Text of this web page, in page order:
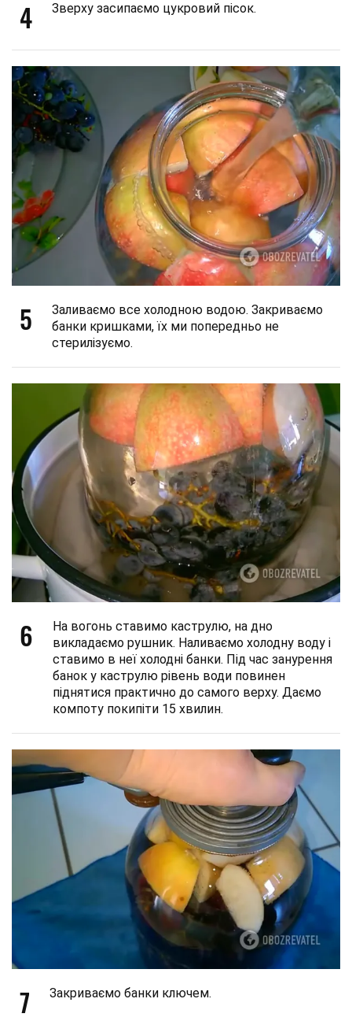
4 Зверху засипаємо цукровий пісок.
5
Заливаємо все холодною водою. Закриваємо
банки кришками, їх ми попередньо не
стерилізуємо.
6
На вогонь ставимо каструлю, на дно
викладаємо рушник. Наливаємо холодну воду і
ставимо в неї холодні банки. Під час занурення
банок у каструлю рівень води повинен
піднятися практично до самого верху. Даємо
компоту покипіти 15 хвилин.
7 Закриваємо банки ключем.